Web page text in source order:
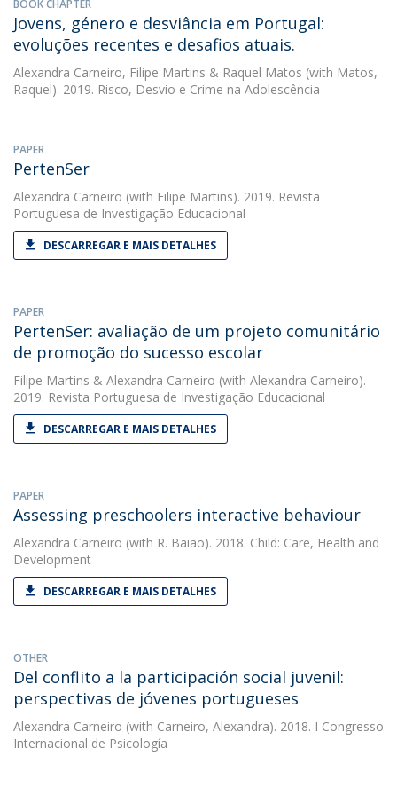
BOOK CHAPTER
Jovens, género e desviância em Portugal:
evoluções recentes e desafios atuais.
Alexandra Carneiro, Filipe Martins & Raquel Matos (with Matos,
Raquel). 2019. Risco, Desvio e Crime na Adolescência
PAPER
PertenSer
Alexandra Carneiro (with Filipe Martins). 2019. Revista
Portuguesa de Investigação Educacional
DESCARREGAR E MAIS DETALHES
PAPER
PertenSer: avaliação de um projeto comunitário
de promoção do sucesso escolar
Filipe Martins & Alexandra Carneiro (with Alexandra Carneiro).
2019. Revista Portuguesa de Investigação Educacional
DESCARREGAR E MAIS DETALHES
PAPER
Assessing preschoolers interactive behaviour
Alexandra Carneiro (with R. Baião). 2018. Child: Care, Health and
Development
DESCARREGAR E MAIS DETALHES
OTHER
Del conflito a la participación social juvenil:
perspectivas de jóvenes portugueses
Alexandra Carneiro (with Carneiro, Alexandra). 2018. I Congresso
Internacional de Psicología